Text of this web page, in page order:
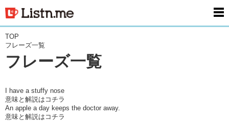
TOP
フレーズ一覧
フレーズ一覧
I have a stuffy nose
意味と解説はコチラ
An apple a day keeps the doctor away.
意味と解説はコチラ